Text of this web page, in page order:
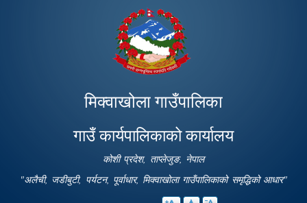
main
content
मिक्वाखोला गाउँपालिका
गाउँ कार्यपालिकाको कार्यालय
कोशी प्रदेश, ताप्लेजुङ, नेपाल
"अलैची, जडीबुटी, पर्यटन, पूर्वाधार, मिक्वाखोला गाउँपालिकाको समृद्धिको आधार"